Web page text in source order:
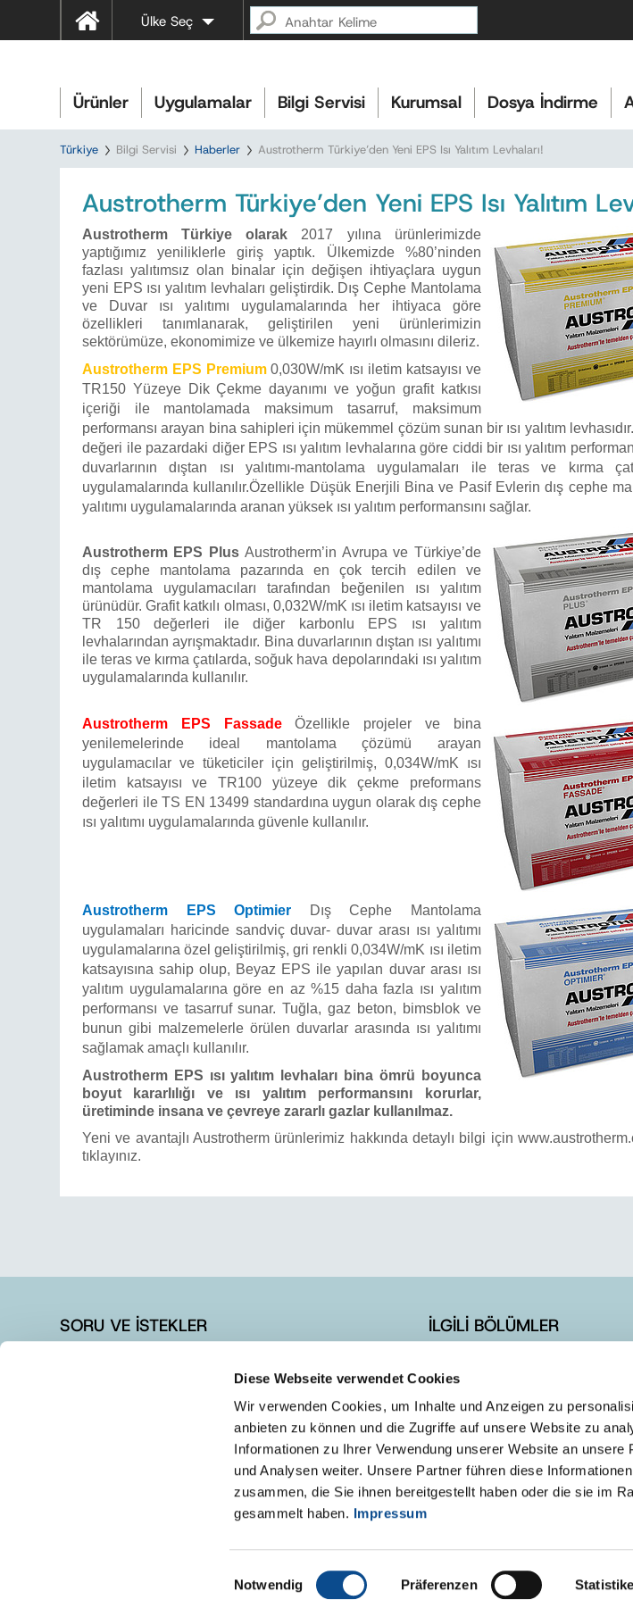
Diese Webseite verwendet Cookies
Wir verwenden Cookies, um Inhalte und Anzeigen zu
anbieten zu können und die Zugriffe auf unsere Website zu
Informationen zu Ihrer Verwendung unserer Website an unsere
und Analysen weiter. Unsere Partner führen diese
zusammen, die Sie ihnen bereitgestellt haben oder die sie im
gesammelt haben. Impressum
Einwilligungsauswahl
Notwendig Präferenzen
Ülke Seç
Ürünler Uygulamalar Bilgi Servisi Kurumsal Dosya İndirme
Türkiye Bilgi Servisi Haberler Austrotherm Türkiye’den Yeni EPS Isı Yalıtım Levhaları!
Austrotherm Türkiye’den Yeni EPS Isı Yalıtım
Austrotherm Türkiye olarak 2017 yılına ürünlerimizde
yaptığımız yeniliklerle giriş yaptık. Ülkemizde %80’ninden
fazlası yalıtımsız olan binalar için değişen ihtiyaçlara uygun
yeni EPS ısı yalıtım levhaları geliştirdik. Dış Cephe Mantolama
ve Duvar ısı yalıtımı uygulamalarında her ihtiyaca göre
özellikleri tanımlanarak, geliştirilen yeni ürünlerimizin
sektörümüze, ekonomimize ve ülkemize hayırlı olmasını dileriz.
Austrotherm EPS Premium0,030W/mK ısı iletim katsayısı ve
TR150 Yüzeye Dik Çekme dayanımı ve yoğun grafit katkısı
içeriği ile mantolamada maksimum tasarruf, maksimum
performansı arayan bina sahipleri için mükemmel çözüm sunan bir ısı yalıtım
değeri ile pazardaki diğer EPS ısı yalıtım levhalarına göre ciddi bir ısı yalıtım
duvarlarının dıştan ısı yalıtımı-mantolama uygulamaları ile teras ve kırma
uygulamalarında kullanılır.Özellikle Düşük Enerjili Bina ve Pasif Evlerin dış cephe
yalıtımı uygulamalarında aranan yüksek ısı yalıtım performansını sağlar.
Austrotherm EPS PlusAustrotherm’in Avrupa ve Türkiye’de
dış cephe mantolama pazarında en çok tercih edilen ve
mantolama uygulamacıları tarafından beğenilen ısı yalıtım
ürünüdür. Grafit katkılı olması, 0,032W/mK ısı iletim katsayısı ve
TR 150 değerleri ile diğer karbonlu EPS ısı yalıtım
levhalarından ayrışmaktadır. Bina duvarlarının dıştan ısı yalıtımı
ile teras ve kırma çatılarda, soğuk hava depolarındaki ısı yalıtım
uygulamalarında kullanılır.
Austrotherm EPS FassadeÖzellikle projeler ve bina
yenilemelerinde ideal mantolama çözümü arayan
uygulamacılar ve tüketiciler için geliştirilmiş, 0,034W/mK ısı
iletim katsayısı ve TR100 yüzeye dik çekme preformans
değerleri ile TS EN 13499 standardına uygun olarak dış cephe
ısı yalıtımı uygulamalarında güvenle kullanılır.
Austrotherm EPS Optimier Dış Cephe Mantolama
uygulamaları haricinde sandviç duvar- duvar arası ısı yalıtımı
uygulamalarına özel geliştirilmiş, gri renkli 0,034W/mK ısı iletim
katsayısına sahip olup, Beyaz EPS ile yapılan duvar arası ısı
yalıtım uygulamalarına göre en az %15 daha fazla ısı yalıtım
performansı ve tasarruf sunar. Tuğla, gaz beton, bimsblok ve
bunun gibi malzemelerle örülen duvarlar arasında ısı yalıtımı
sağlamak amaçlı kullanılır.
Austrotherm EPS ısı yalıtım levhaları bina ömrü boyunca
boyut kararlılığı ve ısı yalıtım performansını korurlar,
üretiminde insana ve çevreye zararlı gazlar kullanılmaz.
Yeni ve avantajlı Austrotherm ürünlerimiz hakkında detaylı bilgi için
tıklayınız.
SORU VE İSTEKLER
İLGİLİ BÖLÜMLER
E-BÜLTEN ÜYELİK